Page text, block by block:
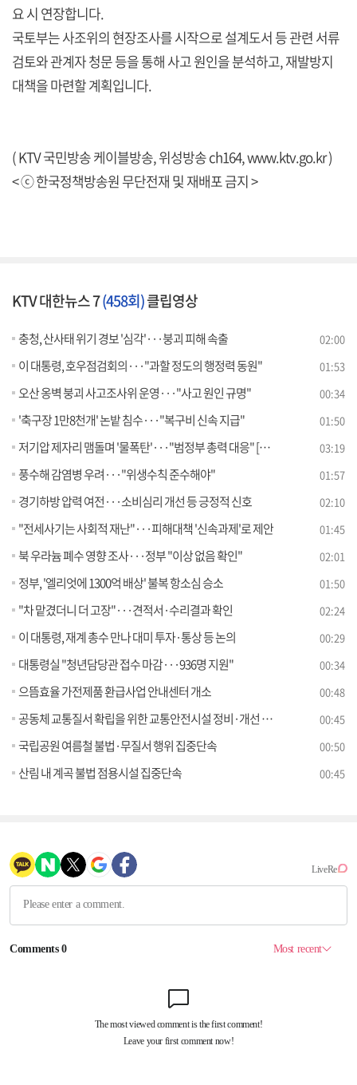
요 시 연장합니다.
국토부는 사조위의 현장조사를 시작으로 설계도서 등 관련 서류
검토와 관계자 청문 등을 통해 사고 원인을 분석하고, 재발방지
대책을 마련할 계획입니다.
( KTV 국민방송 케이블방송, 위성방송 ch164,www.ktv.go.kr)
< ⓒ 한국정책방송원 무단전재 및 재배포 금지 >
KTV 대한뉴스 7(458회)클립영상
충청, 산사태 위기 경보 '심각'···붕괴 피해 속출 02:00
이 대통령, 호우점검회의···"과할 정도의 행정력 동원" 01:53
오산 옹벽 붕괴 사고조사위 운영···"사고 원인 규명" 00:34
'축구장 1만8천개' 논밭 침수···"복구비 신속 지급" 01:50
저기압 제자리 맴돌며 '물폭탄'···"범정부 총력 대응" [뉴스의 맥] 03:19
풍수해 감염병 우려···"위생수칙 준수해야" 01:57
경기하방 압력 여전···소비심리 개선 등 긍정적 신호 02:10
"전세사기는 사회적 재난"···피해대책 '신속과제'로 제안 01:45
북 우라늄 폐수 영향 조사···정부 "이상 없음 확인" 02:01
정부, '엘리엇에 1300억 배상' 불복 항소심 승소 01:50
"차 맡겼더니 더 고장"···견적서·수리결과 확인 02:24
이 대통령, 재계 총수 만나 대미 투자·통상 등 논의 00:29
대통령실 "청년담당관 접수 마감···936명 지원" 00:34
으뜸효율 가전제품 환급사업 안내센터 개소 00:48
공동체 교통질서 확립을 위한 교통안전시설 정비·개선 추진 00:45
국립공원 여름철 불법·무질서 행위 집중단속 00:50
산림 내 계곡 불법 점용시설 집중단속 00:45